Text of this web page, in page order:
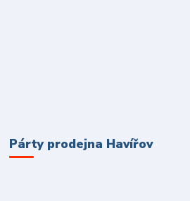
Párty prodejna Havířov